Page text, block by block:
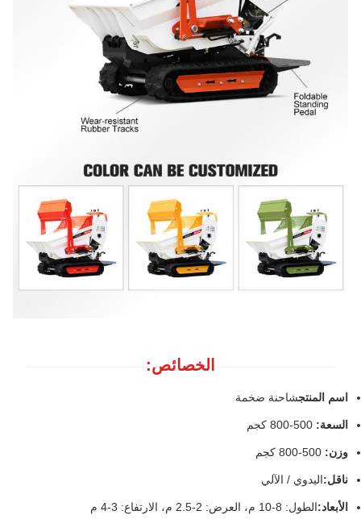
الخصائص:
اسم المنتجشاحنة ضخمة
السعة: 500-800 كجم
وزن: 500-800 كجم
ناقل:اليدوي / الآلي
الأبعاد:الطول: 8-10 م، العرض: 2-2.5 م، الارتفاع: 3-4 م